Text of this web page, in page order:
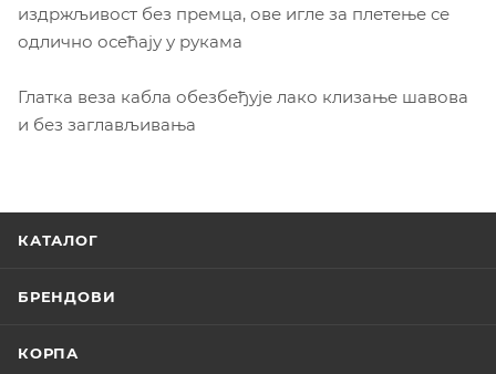
издржљивост без премца, ове игле за плетење се
одлично осећају у рукама
Глатка веза кабла обезбеђује лако клизање шавова
и без заглављивања
КАТАЛОГ
БРЕНДОВИ
КОРПА